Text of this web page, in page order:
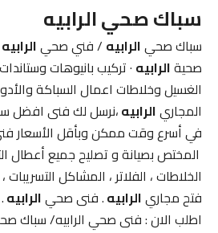
سباك صحيالرابيه
سباك صحيالرابيه/ فني صحيالرابيه.
صحيةالرابيه· تركيب بانيوهات وستاندات
الغسيل وخلاطات اعمال السباكة
المجاريالرابيه،نرسل لك فنى افضل
في أسرع وقت ممكن وبأقل الأسعار
المختص بصيانة و تصليح جميع أعطال
الخلاطات ، الفلاتر ، المشاكل التسريبات
فتح مجاريالرابيه. فنى صحيالرابيه.
اطلب الان : فنى صحي الرابيه/ سباك صحي